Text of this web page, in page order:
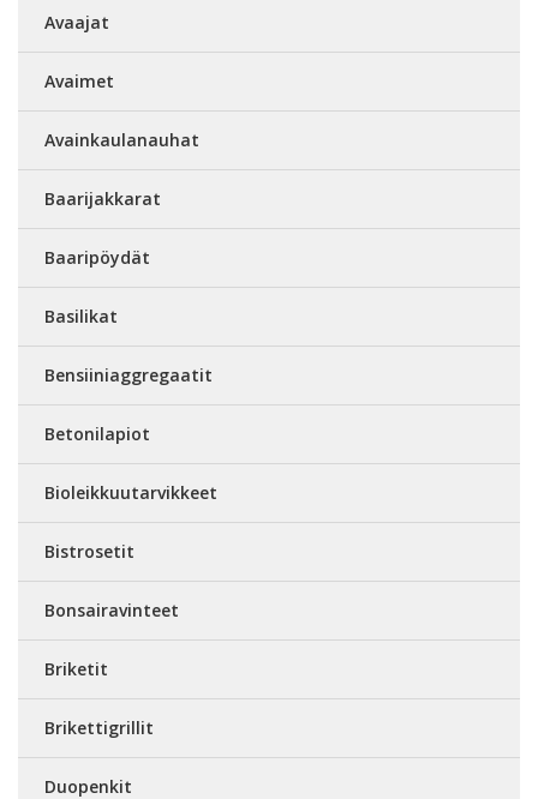
Avaajat
Avaimet
Avainkaulanauhat
Baarijakkarat
Baaripöydät
Basilikat
Bensiiniaggregaatit
Betonilapiot
Bioleikkuutarvikkeet
Bistrosetit
Bonsairavinteet
Briketit
Brikettigrillit
Duopenkit